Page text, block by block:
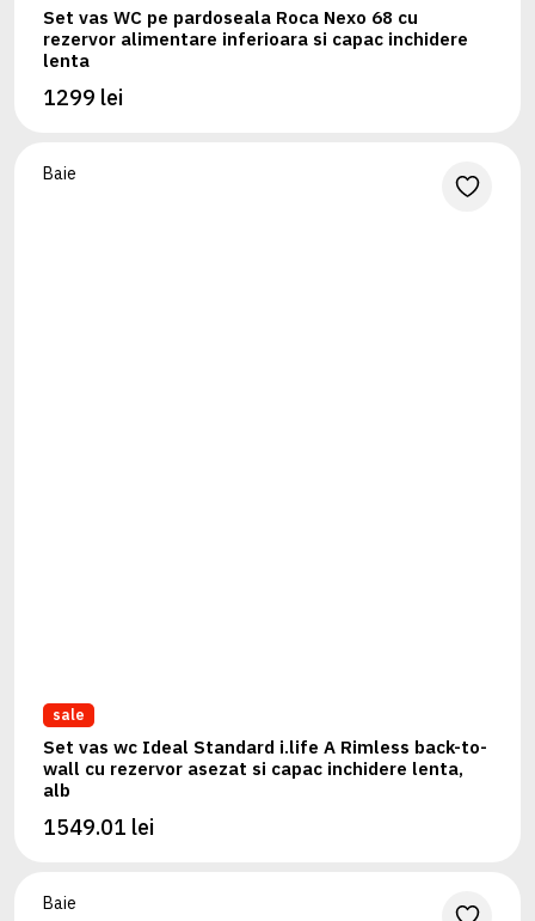
Set vas WC pe pardoseala Roca Nexo 68 cu
rezervor alimentare inferioara si capac inchidere
lenta
1299 lei
Baie
sale
Set vas wc Ideal Standard i.life A Rimless back-to-
wall cu rezervor asezat si capac inchidere lenta,
alb
1549.01 lei
Baie